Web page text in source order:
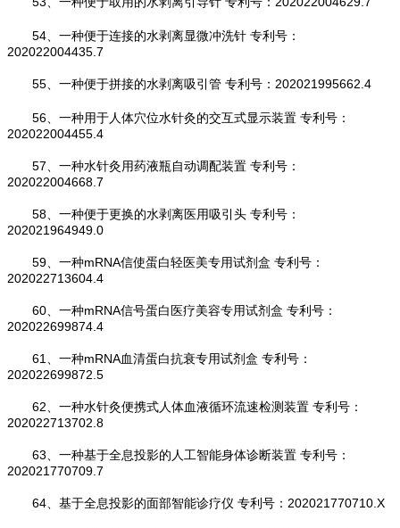
54、一种便于连接的水剥离显微冲洗针 专利号：
202022004435.7
55、一种便于拼接的水剥离吸引管 专利号：202021995662.4
56、一种用于人体穴位水针灸的交互式显示装置 专利号：
202022004455.4
57、一种水针灸用药液瓶自动调配装置 专利号：
202022004668.7
58、一种便于更换的水剥离医用吸引头 专利号：
202021964949.0
59、一种mRNA信使蛋白轻医美专用试剂盒 专利号：
202022713604.4
60、一种mRNA信号蛋白医疗美容专用试剂盒 专利号：
202022699874.4
61、一种mRNA血清蛋白抗衰专用试剂盒 专利号：
202022699872.5
62、一种水针灸便携式人体血液循环流速检测装置 专利号：
202022713702.8
63、一种基于全息投影的人工智能身体诊断装置 专利号：
202021770709.7
64、基于全息投影的面部智能诊疗仪 专利号：202021770710.X